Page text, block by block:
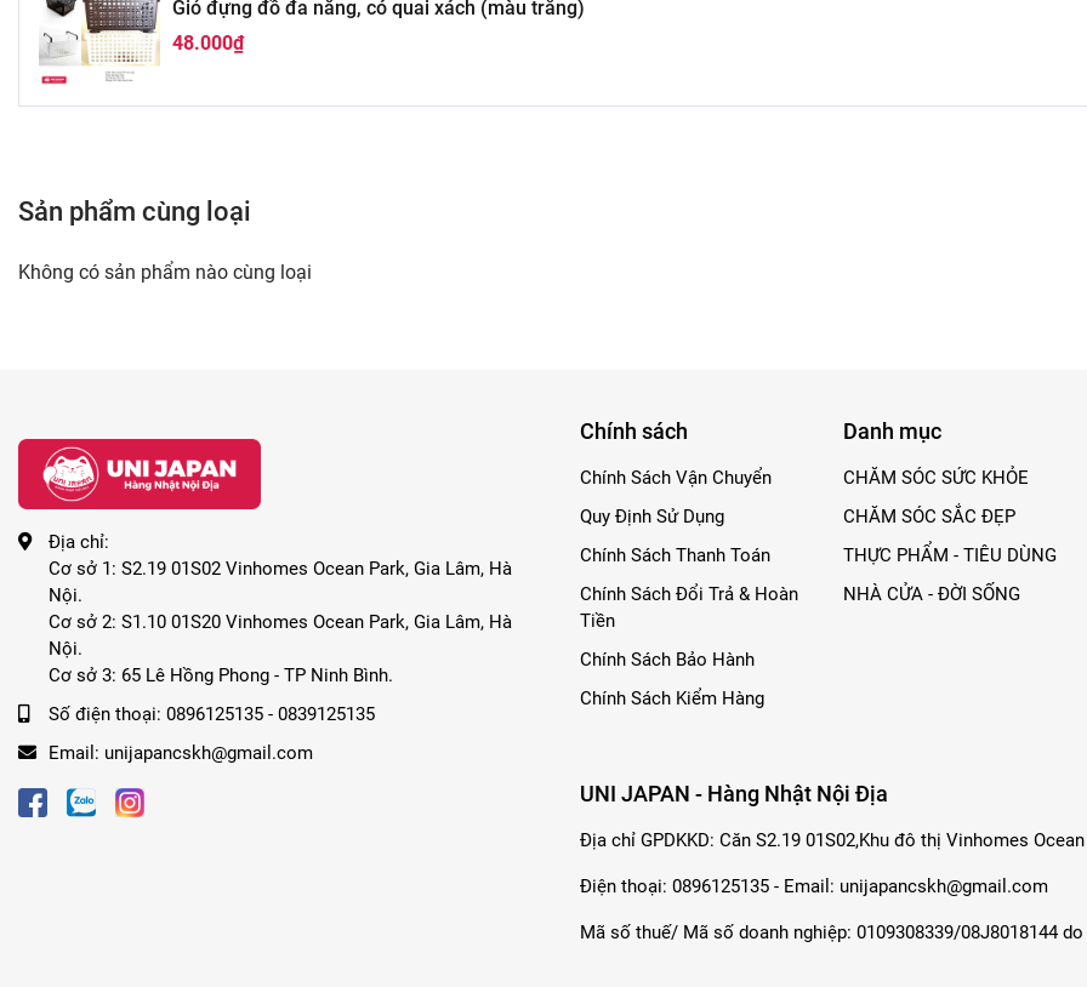
Giỏ đựng đồ đa năng, có quai xách (màu trắng)
48.000₫
Sản phẩm cùng loại
Không có sản phẩm nào cùng loại
Địa chỉ:
Cơ sở 1: S2.19 01S02 Vinhomes Ocean Park, Gia Lâm, Hà
Nội.
Cơ sở 2: S1.10 01S20 Vinhomes Ocean Park, Gia Lâm, Hà
Nội.
Cơ sở 3: 65 Lê Hồng Phong - TP Ninh Bình.
Số điện thoại: 0896125135 - 0839125135
Email: unijapancskh@gmail.com
Chính sách
Chính Sách Vận Chuyển
Quy Định Sử Dụng
Chính Sách Thanh Toán
Chính Sách Đổi Trả & Hoàn
Tiền
Chính Sách Bảo Hành
Chính Sách Kiểm Hàng
Danh mục
CHĂM SÓC SỨC KHỎE
CHĂM SÓC SẮC ĐẸP
THỰC PHẨM - TIÊU DÙNG
NHÀ CỬA - ĐỜI SỐNG
UNI JAPAN - Hàng Nhật Nội Địa
Địa chỉ GPDKKD: Căn S2.19 01S02,Khu đô thị Vinhomes
Điện thoại: 0896125135 - Email: unijapancskh@gmail.com
Mã số thuế/ Mã số doanh nghiệp: 0109308339/08J8018144